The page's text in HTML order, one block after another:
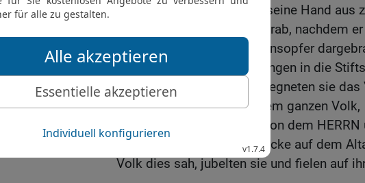
22
Danach streckte Aaron seine Hand aus
segnete es; und er stieg herab, nachdem
Brandopfer und das Friedensopfer
23 Und Mose und Aaron gingen in die
sie wieder herauskamen, segneten sie
Herrlichkeit des HERRN dem ganzen Volk,
und es ging Feuer aus von dem
Brandopfer und die Fettstücke auf dem
Volk dies sah, jubelten sie und fielen auf